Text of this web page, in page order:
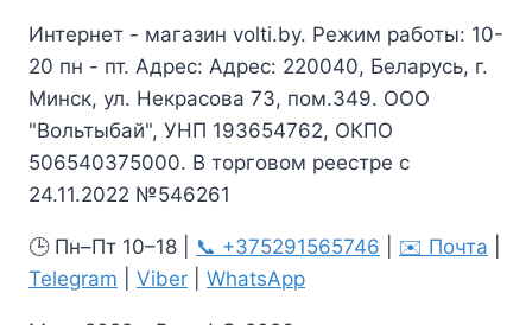
Интернет - магазин volti.by. Режим работы: 10-
20 пн - пт. Адрес: Адрес: 220040, Беларусь, г.
Минск, ул. Некрасова 73, пом.349. ООО
"Вольтыбай", УНП 193654762, ОКПО
506540375000. В торговом реестре с
24.11.2022 №546261
🕒 Пн–Пт 10–18 | 📞 +375291565746 ✉️ Почта
Telegram
Viber WhatsApp